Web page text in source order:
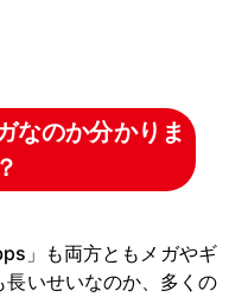
なのか分かりま
」も両方ともメガやギ
いせいなのか、多くの